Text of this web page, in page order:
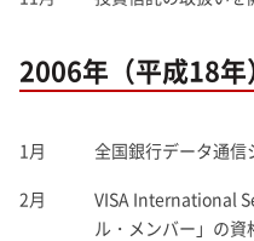
2006年（平成18年
1月
全国銀行データ通
2月
VISA International
ル・メンバー」の資